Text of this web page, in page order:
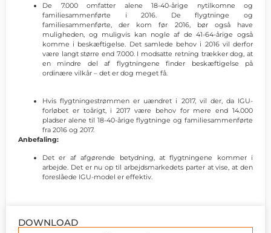
De 7.000 omfatter alene 18-40-årige nytilkomne og
familiesammenførte i 2016. De flygtninge og
familiesammenførte, der kom før 2016, bør også have
muligheden, og muligvis kan nogle af de 41-64-årige også
komme i beskæftigelse. Det samlede behov i 2016 vil derfor
være langt større end 7.000. I modsatte retning trækker dog, at
en mindre del af flygtningene finder beskæftigelse på
ordinære vilkår – det er dog meget få.
Hvis flygtningestrømmen er uændret i 2017, vil der, da IGU-
forløbet er toårigt, i 2017 være behov for mere end 14.000
pladser alene til 18-40-årige flygtninge og familiesammenførte
fra 2016 og 2017.
Anbefaling:
Det er af afgørende betydning, at flygtningene kommer i
arbejde. Det er nu op til arbejdsmarkedets parter at vise, at den
foreslåede IGU-model er effektiv.
DOWNLOAD